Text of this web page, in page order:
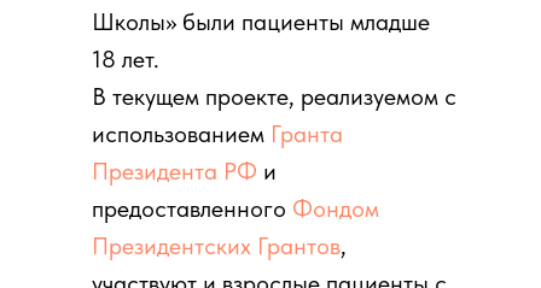
Школы» были пациенты младше
18 лет.
В текущем проекте, реализуемом с
использованием Гранта
Президента РФ и
предоставленного Фондом
Президентских Грантов,